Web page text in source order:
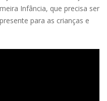
Infância, que precisa ser
para as crianças e